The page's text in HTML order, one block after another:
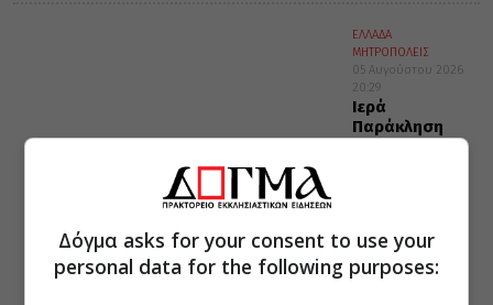
ΕΛΛΑΔΑ
ΜΗΤΡΟΠΟΛΕΙΣ
05 Αυγούστου 2026
20:29
Ιερά
Παράκληση
Δόγμα asks for your consent to use your
personal data for the following purposes: